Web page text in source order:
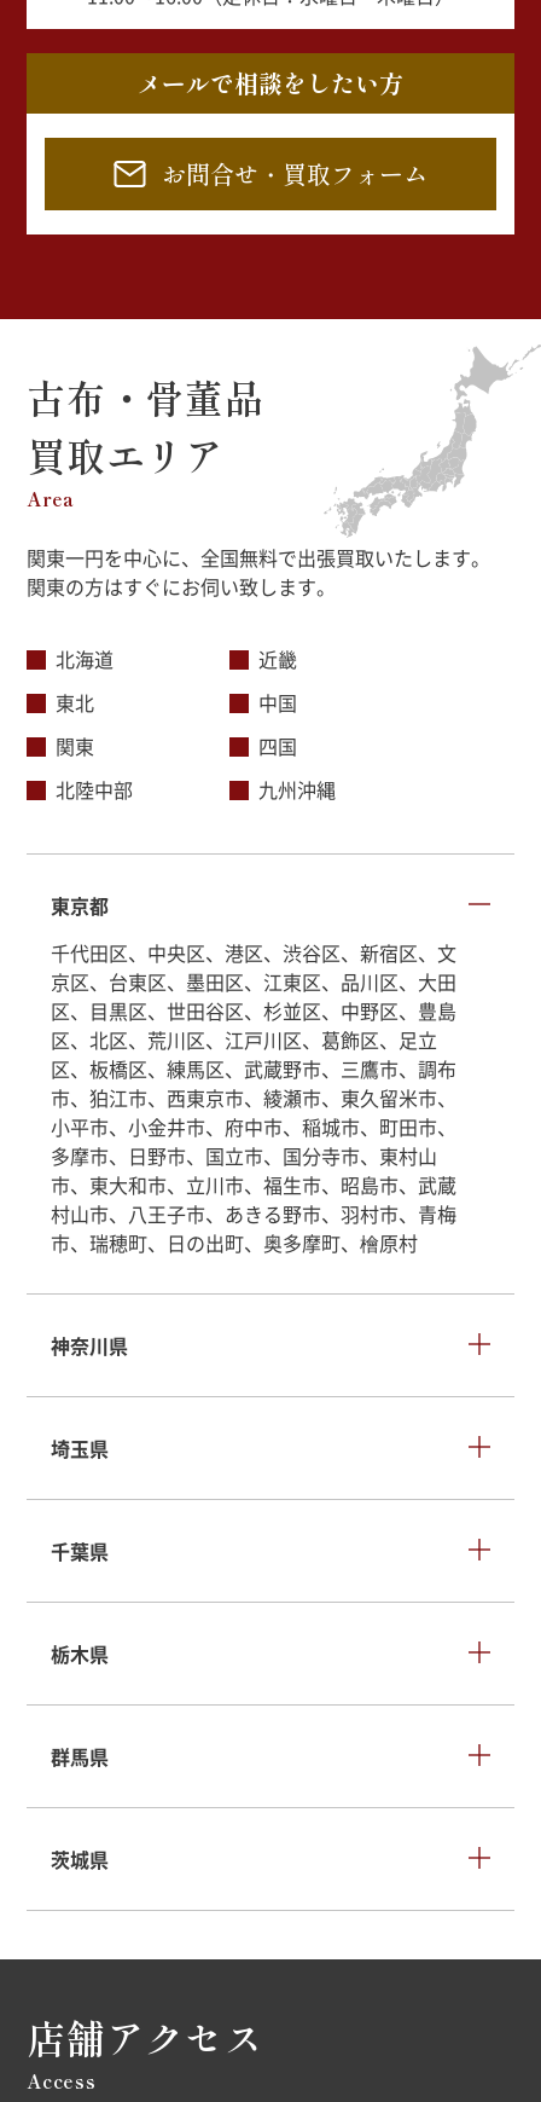
メールで相談をしたい方
お問合せ・買取フォーム
古布・骨董品
買取エリア
Area
関東一円を中心に、全国無料で出張買取いたします。
関東の方はすぐにお伺い致します。
北海道
東北
関東
北陸中部
近畿
中国
四国
九州沖縄
東京都
千代田区、中央区、港区、渋谷区、新宿区、文
京区、台東区、墨田区、江東区、品川区、大田
区、目黒区、世田谷区、杉並区、中野区、豊島
区、北区、荒川区、江戸川区、葛飾区、足立
区、板橋区、練馬区、武蔵野市、三鷹市、調布
市、狛江市、西東京市、綾瀬市、東久留米市、
小平市、小金井市、府中市、稲城市、町田市、
多摩市、日野市、国立市、国分寺市、東村山
市、東大和市、立川市、福生市、昭島市、武蔵
村山市、八王子市、あきる野市、羽村市、青梅
市、瑞穂町、日の出町、奥多摩町、檜原村
神奈川県
埼玉県
千葉県
栃木県
群馬県
茨城県
店舗アクセス
Access